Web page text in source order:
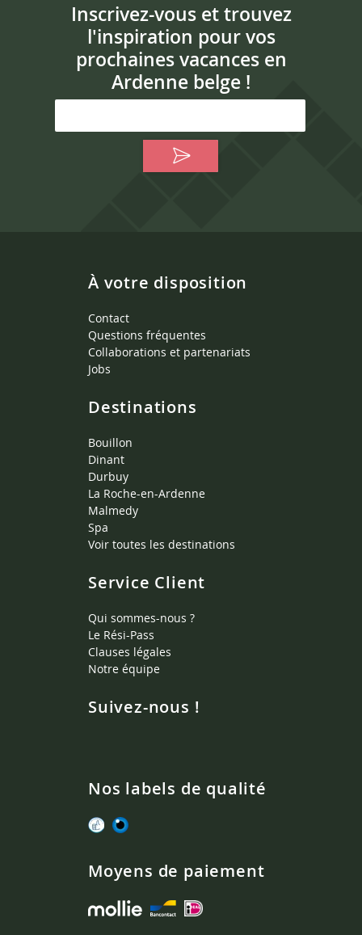
Inscrivez-vous et trouvez
l'inspiration pour vos
prochaines vacances en
Ardenne belge !
À votre disposition
Contact
Questions fréquentes
Collaborations et partenariats
Jobs
Destinations
Bouillon
Dinant
Durbuy
La Roche-en-Ardenne
Malmedy
Spa
Voir toutes les destinations
Service Client
Qui sommes-nous ?
Le Rési-Pass
Clauses légales
Notre équipe
Suivez-nous !
Nos labels de qualité
Moyens de paiement